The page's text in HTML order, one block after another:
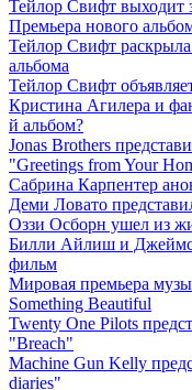
Тейлор Свифт выходит
Премьера нового
Тейлор Свифт раскрыла
альбома
Тейлор Свифт
Кристина Агилера и
й альбом?
Jonas Brothers
"Greetings from Your
Сабрина Карпентер
Деми Ловато
Оззи Осборн ушел из
Билли Айлиш и Джеймс
фильм
Мировая премьера
Something Beautiful
Twenty One Pilots
"Breach"
Machine Gun Kelly
diaries"